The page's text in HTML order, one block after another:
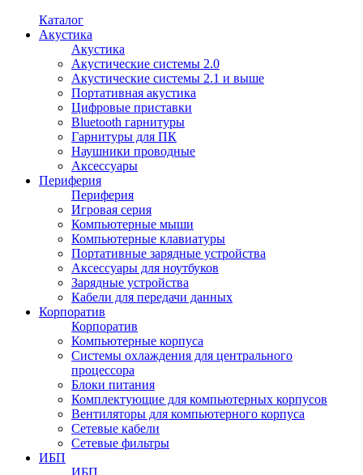
Каталог
Акустика
Акустика
Акустические системы 2.0
Акустические системы 2.1 и выше
Портативная акустика
Цифровые приставки
Bluetooth гарнитуры
Гарнитуры для ПК
Наушники проводные
Аксессуары
Периферия
Периферия
Игровая серия
Компьютерные мыши
Компьютерные клавиатуры
Портативные зарядные устройства
Аксессуары для ноутбуков
Зарядные устройства
Кабели для передачи данных
Корпоратив
Корпоратив
Компьютерные корпуса
Системы охлаждения для центрального
процессора
Блоки питания
Комплектующие для компьютерных корпусов
Вентиляторы для компьютерного корпуса
Сетевые кабели
Сетевые фильтры
ИБП
ИБП